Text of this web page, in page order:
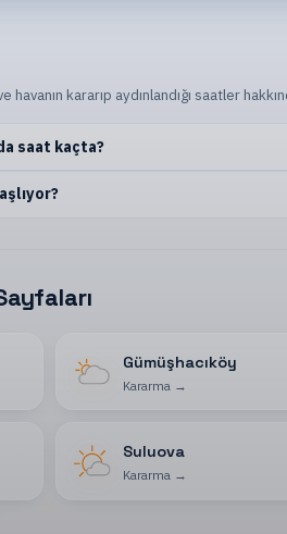
havanın kararıp aydınlandığı saatler
saat kaçta?
Gümüşhacıköy
Kararma →
Suluova
Kararma →